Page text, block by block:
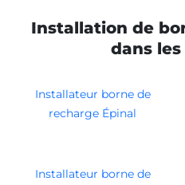
Installation de
dans les
Installateur borne de
recharge Épinal
Installateur borne de